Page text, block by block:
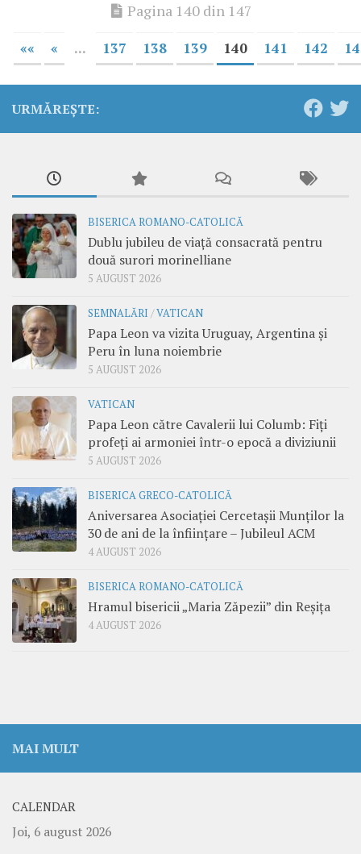
Pagina 140 din 147
«« « ... 137 138 139 140 141 142
URMĂREȘTE:
BISERICA ROMANO-CATOLICĂ
Dublu jubileu de viață consacrată pentru
două surori morinelliane
5 AUGUST 2026
SEMNALĂRI /VATICAN
Papa Leon va vizita Uruguay, Argentina și
Peru în luna noiembrie
5 AUGUST 2026
VATICAN
Papa Leon către Cavalerii lui Columb: Fiți
profeți ai armoniei într-o epocă a diviziunii
5 AUGUST 2026
BISERICA GRECO-CATOLICĂ
Aniversarea Asociației Cercetașii Munților la
30 de ani de la înființare – Jubileul ACM
4 AUGUST 2026
BISERICA ROMANO-CATOLICĂ
Hramul bisericii „Maria Zăpezii” din Reșița
4 AUGUST 2026
MAI MULT
CALENDAR
Joi, 6 august 2026